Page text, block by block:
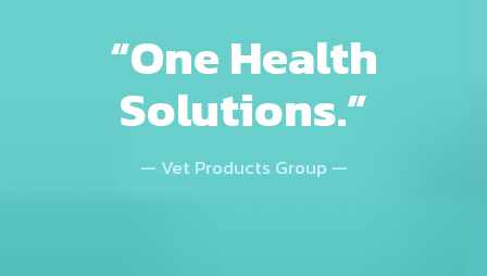
“One Health
Solutions.”
— Vet Products Group —